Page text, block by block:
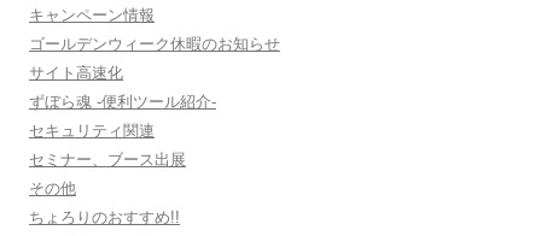
キャンペーン情報
ゴールデンウィーク休暇のお知らせ
サイト高速化
ずぼら魂 -便利ツール紹介-
セキュリティ関連
セミナー、ブース出展
その他
ちょろりのおすすめ!!